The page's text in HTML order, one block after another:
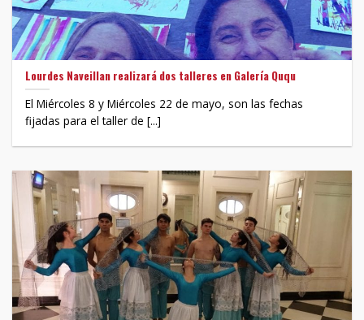
Lourdes Naveillan realizará dos talleres en Galería Ququ
El Miércoles 8 y Miércoles 22 de mayo, son las fechas
fijadas para el taller de [...]